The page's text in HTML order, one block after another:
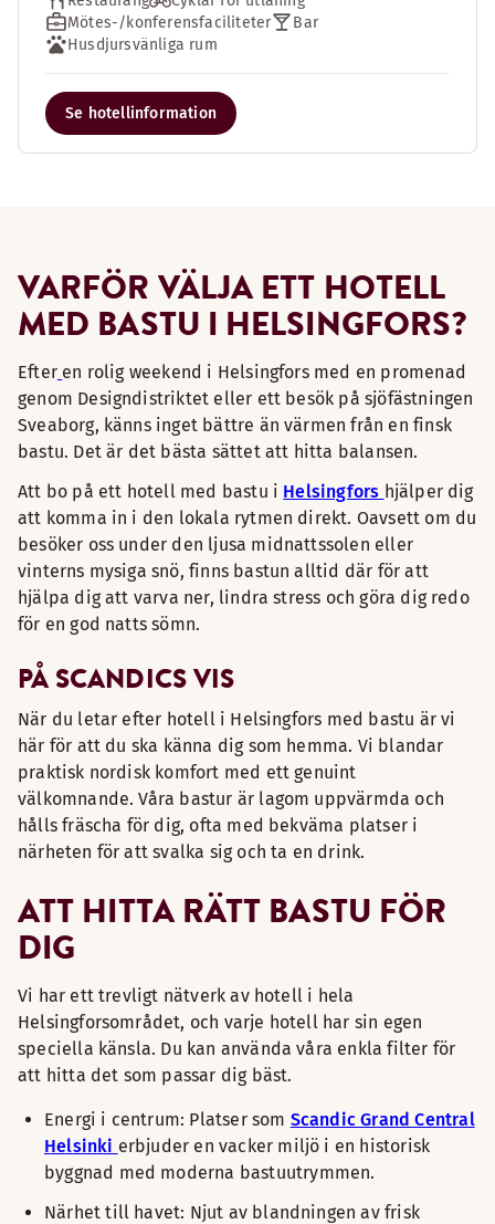
Mötes-/konferensfaciliteter
Bar
Husdjursvänliga rum
Se hotellinformation
VARFÖR VÄLJA ETT HOTELL
MED BASTU I HELSINGFORS?
Efter en rolig weekend i Helsingfors med en promenad
genom Designdistriktet eller ett besök på sjöfästningen
Sveaborg, känns inget bättre än värmen från en finsk
bastu. Det är det bästa sättet att hitta balansen.
Att bo på ett hotell med bastu i Helsingfors hjälper dig
att komma in i den lokala rytmen direkt. Oavsett om du
besöker oss under den ljusa midnattssolen eller
vinterns mysiga snö, finns bastun alltid där för att
hjälpa dig att varva ner, lindra stress och göra dig redo
för en god natts sömn.
PÅ SCANDICS VIS
När du letar efter hotell i Helsingfors med bastu är vi
här för att du ska känna dig som hemma. Vi blandar
praktisk nordisk komfort med ett genuint
välkomnande. Våra bastur är lagom uppvärmda och
hålls fräscha för dig, ofta med bekväma platser i
närheten för att svalka sig och ta en drink.
ATT HITTA RÄTT BASTU FÖR
DIG
Vi har ett trevligt nätverk av hotell i hela
Helsingforsområdet, och varje hotell har sin egen
speciella känsla. Du kan använda våra enkla filter för
att hitta det som passar dig bäst.
Energi i centrum: Platser som Scandic Grand Central
Helsinki erbjuder en vacker miljö i en historisk
byggnad med moderna bastuutrymmen.
Närhet till havet: Njut av blandningen av frisk